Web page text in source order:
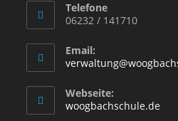
Telefone
06232 / 141710
Email:
Webseite:
woogbachschule.de